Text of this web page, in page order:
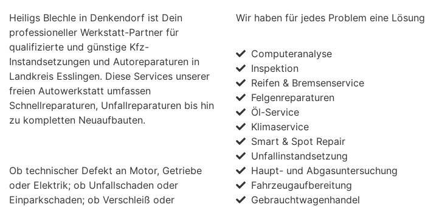
Heiligs Blechle in Denkendorf ist Dein
professioneller Werkstatt-Partner für
qualifizierte und günstige Kfz-
Instandsetzungen und Autoreparaturen in
Landkreis Esslingen. Diese Services unserer
freien Autowerkstatt umfassen
Schnellreparaturen, Unfallreparaturen bis hin
zu kompletten Neuaufbauten.
Ob technischer Defekt an Motor, Getriebe
oder Elektrik; ob Unfallschaden oder
Einparkschaden; ob Verschleiß oder
Wir haben für jedes Problem eine Lösung
Computeranalyse
Inspektion
Reifen & Bremsenservice
Felgenreparaturen
Öl-Service
Klimaservice
Smart & Spot Repair
Unfallinstandsetzung
Haupt- und Abgasuntersuchung
Fahrzeugaufbereitung
Gebrauchtwagenhandel